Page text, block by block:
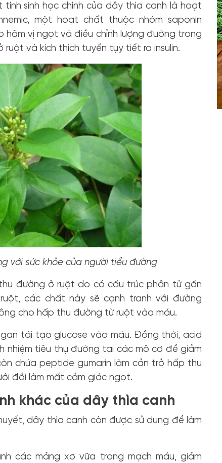
sinh học chính của dây thìa canh là hoạt
một hoạt chất thuộc nhóm saponin
vị ngọt và điều chỉnh lượng đường trong
và kích thích tuyến tụy tiết ra insulin.
với sức khỏe của người tiểu đường
đường ở ruột do có cấu trúc phân tử gần
các chất này sẽ cạnh tranh với đường
cho hấp thu đường từ ruột vào máu.
tái tạo glucose vào máu. Đồng thời, acid
nhiệm tiêu thụ đường tại các mô cơ để giảm
chứa peptide gumarin làm cản trở hấp thu
đồi làm mất cảm giác ngọt.
khác của dây thìa canh
dây thìa canh còn được sử dụng để làm
các mảng xơ vữa trong mạch máu, giảm